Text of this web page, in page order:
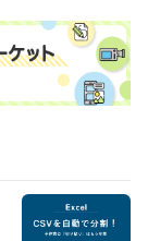
ChatGPT:1年